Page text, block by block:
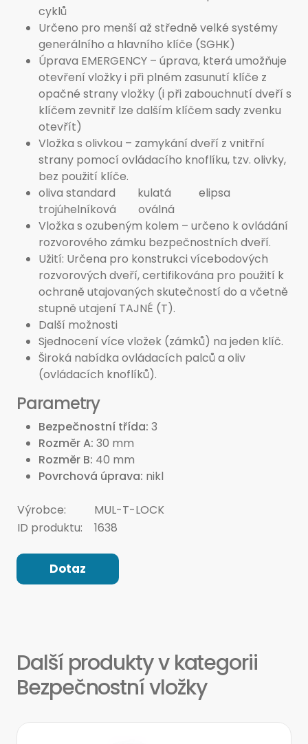
cyklů
Určeno pro menší až středně velké systémy
generálního a hlavního klíče (SGHK)
Úprava EMERGENCY – úprava, která umožňuje
otevření vložky i při plném zasunutí klíče z
opačné strany vložky (i při zabouchnutí dveří s
klíčem zevnitř lze dalším klíčem sady zvenku
otevřít)
Vložka s olivkou – zamykání dveří z vnitřní
strany pomocí ovládacího knoflíku, tzv. olivky,
bez použití klíče.
oliva standard kulatá elipsa
trojúhelníková oválná
Vložka s ozubeným kolem – určeno k ovládání
rozvorového zámku bezpečnostních dveří.
Užití: Určena pro konstrukci vícebodových
rozvorových dveří, certifikována pro použití k
ochraně utajovaných skutečností do a včetně
stupně utajení TAJNÉ (T).
Další možnosti
Sjednocení více vložek (zámků) na jeden klíč.
Široká nabídka ovládacích palců a oliv
(ovládacích knoflíků).
Parametry
Bezpečnostní třída 3
Rozměr A 30 mm
Rozměr B 40 mm
Povrchová úprava nikl
Výrobce:
MUL-T-LOCK
ID produktu:
1638
Dotaz
Další produkty v kategorii
Bezpečnostní vložky